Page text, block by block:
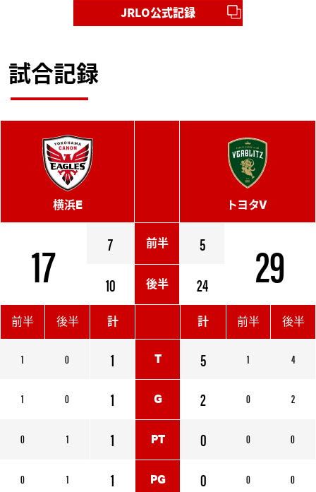
JRLO公式記録
試合記録
横浜E トヨタV
17 7 前半 5 29
10 後半 24
前半 後半
1 0
1 0
0 1
0 1
計 計
1 T
5
1
G
2
1
PT
0
1
PG
0
前半 後半
1 4
0 2
0 0
0 0